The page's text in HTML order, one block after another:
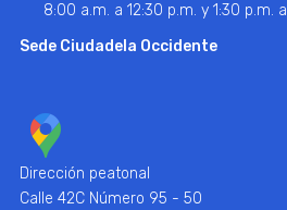
8:00 a.m. a 12:30 p.m. y 1:30 p.m.
Sede Ciudadela Occidente
Dirección peatonal
Calle 42C Número 95 - 50